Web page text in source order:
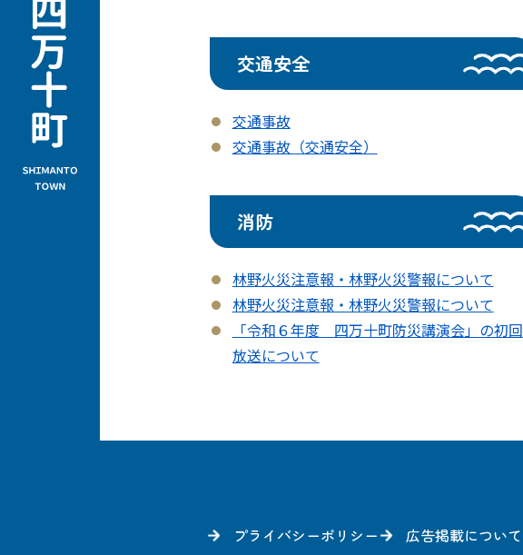
交通安全
交通事故
交通事故（交通安全）
消防
林野火災注意報・林野火災警報について
林野火災注意報・林野火災警報について
「令和６年度 四万十町防災講演会」の初回
放送について
プライバシーポリシー 広告掲載について